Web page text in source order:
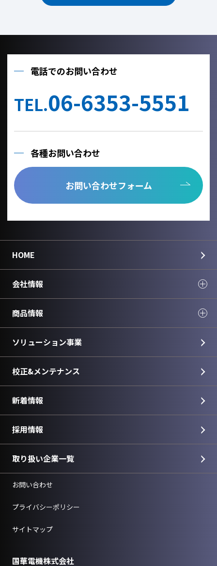
電話でのお問い合わせ
TEL.06-6353-5551
各種お問い合わせ
お問い合わせフォーム
HOME
会社情報
商品情報
ソリューション事業
校正&メンテナンス
新着情報
採用情報
取り扱い企業一覧
お問い合わせ
プライバシーポリシー
サイトマップ
国華電機株式会社